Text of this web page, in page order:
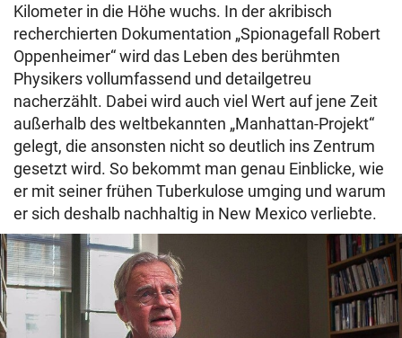
Kilometer in die Höhe wuchs. In der akribisch
recherchierten Dokumentation „Spionagefall Robert
Oppenheimer“ wird das Leben des berühmten
Physikers vollumfassend und detailgetreu
nacherzählt. Dabei wird auch viel Wert auf jene Zeit
außerhalb des weltbekannten „Manhattan-Projekt“
gelegt, die ansonsten nicht so deutlich ins Zentrum
gesetzt wird. So bekommt man genau Einblicke, wie
er mit seiner frühen Tuberkulose umging und warum
er sich deshalb nachhaltig in New Mexico verliebte.